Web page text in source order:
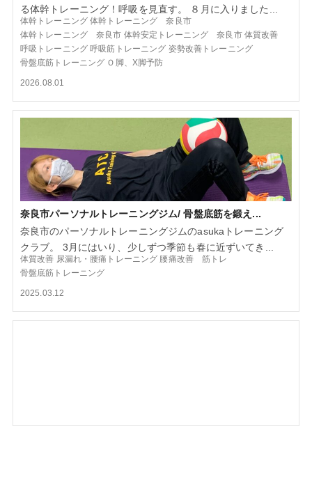
る体幹トレーニング！呼吸を見直す。 ８月に入りました...
体幹トレーニング 体幹トレーニング 奈良市
体幹トレーニング 奈良市 体幹安定トレーニング 奈良市 体質改善
呼吸トレーニング 呼吸筋トレーニング 姿勢改善トレーニング
骨盤底筋トレーニング Ｏ脚、X脚予防
2026.08.01
奈良市パーソナルトレーニングジム/ 骨盤底筋を鍛え...
奈良市のパーソナルトレーニングジムのasukaトレーニング
クラブ。 3月にはいり、少しずつ季節も春に近ずいてき...
体質改善 尿漏れ・腰痛トレーニング 腰痛改善 筋トレ
骨盤底筋トレーニング
2025.03.12